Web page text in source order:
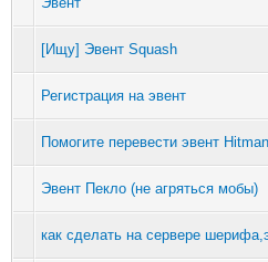
[Ищу] Эвент Squash
Регистрация на эвент
Помогите перевести эвент Hitman
Эвент Пекло (не агряться мобы)
как сделать на сервере